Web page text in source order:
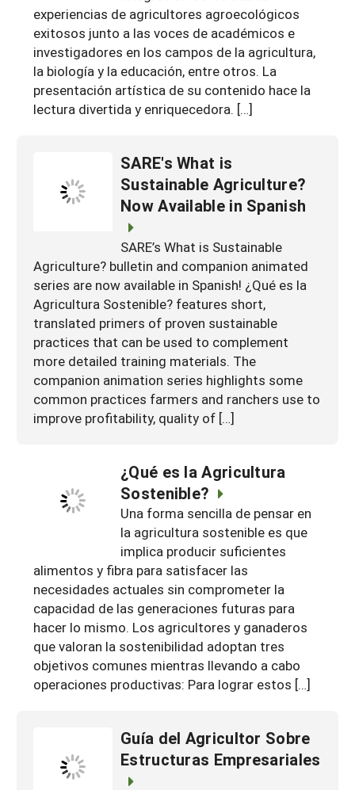
South
West
On-Farm Energy
Farm to Table
Season Extension
SARE Outreach Resources
What's New?
Available in Print
Continuing Education Program
experiencias de agricultores agroecológicos
exitosos junto a las voces de académicos e
investigadores en los campos de la agricultura,
la biología y la educación, entre otros. La
presentación artística de su contenido hace la
lectura divertida y enriquecedora. […]
SARE's What is
Sustainable Agriculture?
Now Available in Spanish
SARE’s What is Sustainable
Agriculture? bulletin and companion animated
series are now available in Spanish! ¿Qué es la
Agricultura Sostenible? features short,
translated primers of proven sustainable
practices that can be used to complement
more detailed training materials. The
companion animation series highlights some
common practices farmers and ranchers use to
improve profitability, quality of […]
¿Qué es la Agricultura
Sostenible?
Una forma sencilla de pensar en
la agricultura sostenible es que
implica producir suficientes
alimentos y fibra para satisfacer las
necesidades actuales sin comprometer la
capacidad de las generaciones futuras para
hacer lo mismo. Los agricultores y ganaderos
que valoran la sostenibilidad adoptan tres
objetivos comunes mientras llevando a cabo
operaciones productivas: Para lograr estos […]
Guía del Agricultor Sobre
Estructuras Empresariales